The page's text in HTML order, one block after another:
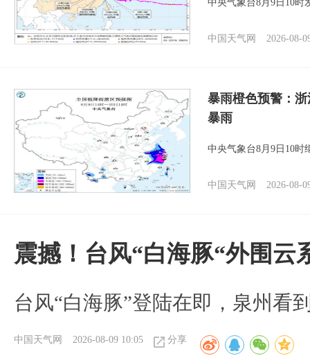
中央气象台8月9日10时
中国天气网 2026-08-
暴雨橙色预警：
暴雨
中央气象台8月9日10时
中国天气网 2026-08-
震撼！台风“白海豚“外围云
台风“白海豚”登陆在即，泉州看
中国天气网 2026-08-09 10:05 分享